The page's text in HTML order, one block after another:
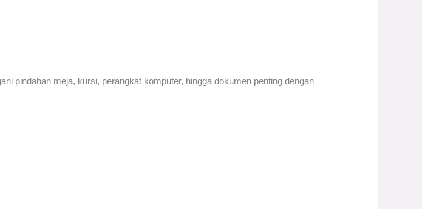
pindahan meja, kursi, perangkat komputer, hingga dokumen penting dengan